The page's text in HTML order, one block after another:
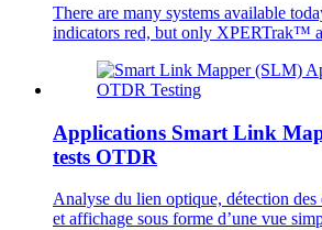
There are many systems available
indicators red, but only XPERTrak™
Applications Smart Link
tests OTDR
Analyse du lien optique, détection des
et affichage sous forme d’une vue